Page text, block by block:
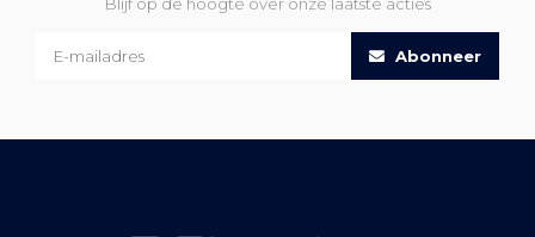
Abonneer